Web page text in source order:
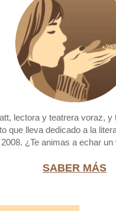
lectora y teatrera voraz, y
que lleva dedicado a la
2008. ¿Te animas a echar
SABER MÁS